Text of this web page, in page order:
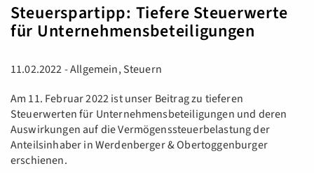
Steuerspartipp: Tiefere Steuerwerte
für Unternehmensbeteiligungen
11.02.2022 - Allgemein, Steuern
Am 11. Februar 2022 ist unser Beitrag zu tieferen
Steuerwerten für Unternehmensbeteiligungen und deren
Auswirkungen auf die Vermögenssteuerbelastung der
Anteilsinhaber in Werdenberger & Obertoggenburger
erschienen.